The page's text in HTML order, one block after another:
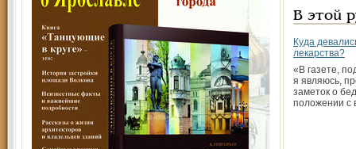
В этой
Куда
лекарства?
«В газете,
я являюсь,
заметок о
положении с